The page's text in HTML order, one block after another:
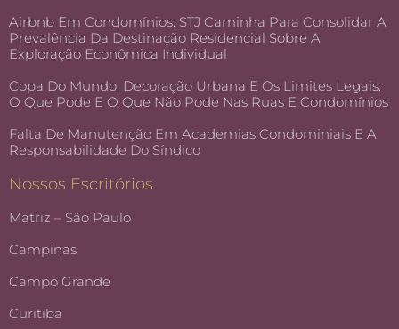
Airbnb Em Condomínios: STJ Caminha Para Consolidar A
Prevalência Da Destinação Residencial Sobre A
Exploração Econômica Individual
Copa Do Mundo, Decoração Urbana E Os Limites Legais:
O Que Pode E O Que Não Pode Nas Ruas E Condomínios
Falta De Manutenção Em Academias Condominiais E A
Responsabilidade Do Síndico
Nossos Escritórios
Matriz – São Paulo
Campinas
Campo Grande
Curitiba